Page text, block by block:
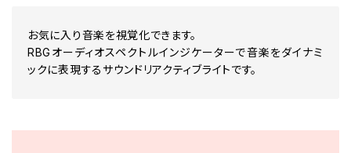
お気に入り音楽を視覚化できます。
RBGオーディオスペクトルインジケーターで音楽をダイナミ
ックに表現するサウンドリアクティブライトです。